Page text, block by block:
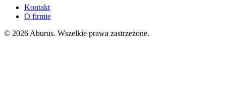
Kontakt
O firmie
© 2026 Aburus. Wszelkie prawa zastrzeżone.